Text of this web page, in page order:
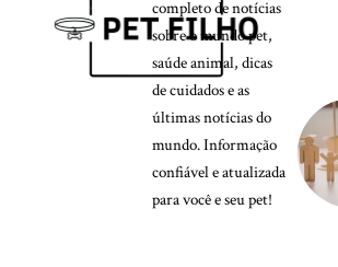
completo de notícias
sobre o mundo pet,
saúde animal, dicas
de cuidados e as
últimas notícias do
mundo. Informação
confiável e atualizada
para você e seu pet!